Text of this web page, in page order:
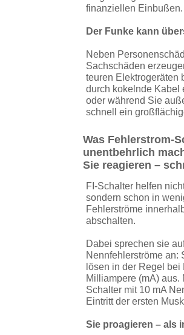
finanziellen Einbußen.
Der Funke kann
Neben
Sachschäden
teuren Elektrogeräten
durch kokelnde Kabel
oder während Sie
schnell ein
Was Fehlerstrom-
unentbehrlich
Sie reagieren –
FI-Schalter helfen
sondern schon in
Fehlerströme
abschalten.
Dabei sprechen sie
Nennfehlerströme an:
lösen in der Regel bei
Milliampere (mA) aus.
Schalter mit 10 mA
Eintritt der ersten
Sie proagieren – als